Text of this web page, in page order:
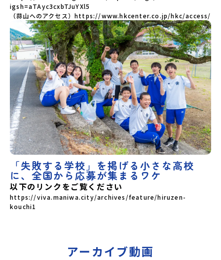
igsh=aTAyc3cxbTJuYXl5
（蒜山へのアクセス）https://www.hkcenter.co.jp/hkc/access/
「失敗する学校」を掲げる小さな高校
に、全国から応募が集まるワケ
以下のリンクをご覧ください
https://viva.maniwa.city/archives/feature/hiruzen-
kouchi1
アーカイブ動画